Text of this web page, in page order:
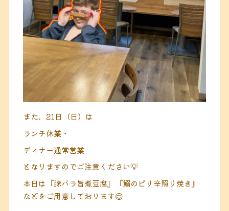
また、 21日（日） は
ランチ休業・
ディナー通常営業
となりますのでご注意ください💡
本日は『豚バラ旨煮豆腐』『鰯のピリ辛照り焼き』
などをご用意しております😌